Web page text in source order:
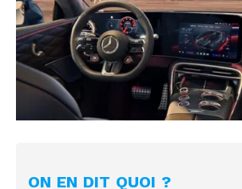
ON EN DIT QUOI ?